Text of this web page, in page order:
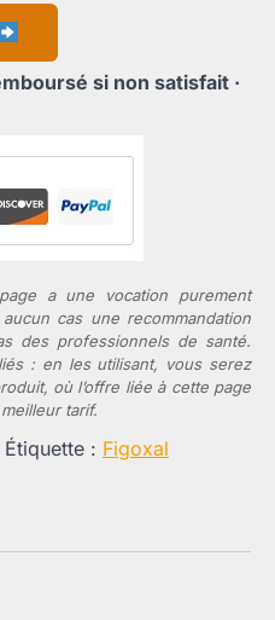
si non satisfait ·
a une vocation purement
cas une recommandation
des professionnels de santé.
: en les utilisant, vous serez
où l’offre liée à cette page
tarif.
Étiquette : Figoxal